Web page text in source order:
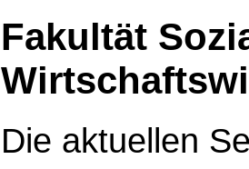
Fakultät
Die aktuellen